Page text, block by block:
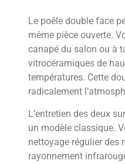
Le poêle double face
même pièce ouverte.
canapé du salon ou à
vitrocéramiques de
températures. Cette
radicalement
L’entretien des deux
un modèle classique.
nettoyage régulier des
rayonnement